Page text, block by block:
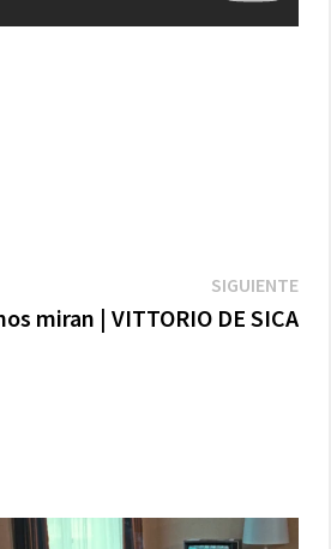
SIGUIENTENext
post:
miran | VITTORIO DE SICA